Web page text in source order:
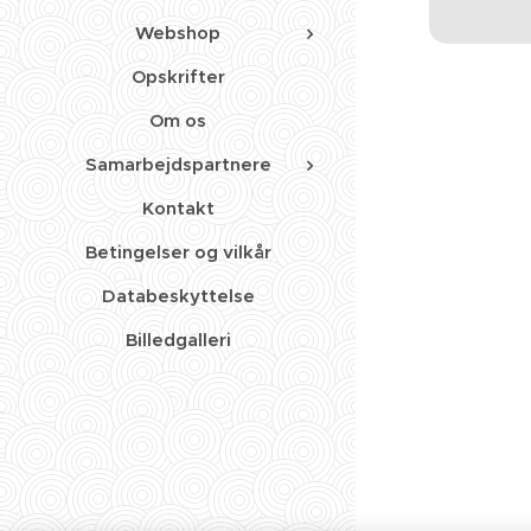
Webshop
Opskrifter
Om os
Samarbejdspartnere
Kontakt
Betingelser og vilkår
Databeskyttelse
Billedgalleri